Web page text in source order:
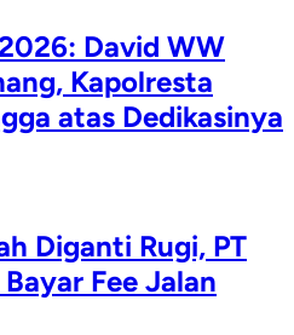
David WW
Kapolresta
atas Dedikasinya
Diganti Rugi, PT
Fee Jalan